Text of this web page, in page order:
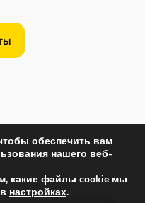
обеспечить вам
нашего веб-
какие файлы cookie мы
настройках.